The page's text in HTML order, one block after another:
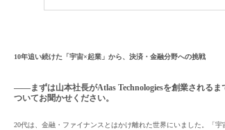
10年追い続けた「宇宙×起業」から、決済・金融分野への挑戦
――まずは山本社長がAtlas Technologiesを創業されるま
ついてお聞かせください。
20代は、金融・ファイナンスとはかけ離れた世界にいました。「宇